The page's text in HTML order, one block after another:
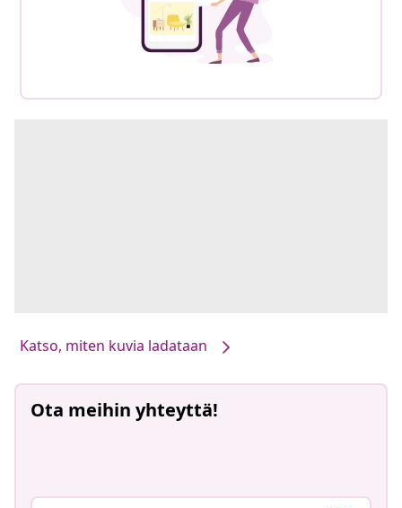
Katso, miten kuvia ladataan
Ota meihin yhteyttä!